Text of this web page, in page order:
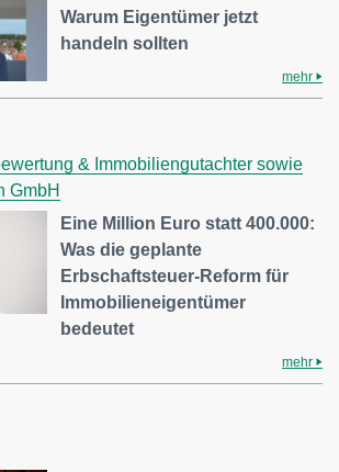
Warum Eigentümer jetzt
handeln sollten
mehr
& Immobiliengutachter sowie
GmbH
Eine Million Euro statt 400.000:
Was die geplante
Erbschaftsteuer-Reform für
Immobilieneigentümer
bedeutet
mehr